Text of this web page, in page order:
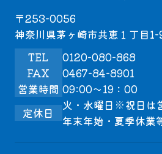
〒253-0056
神奈川県茅ヶ崎市共恵１丁目1-
TEL
0120-080-868
FAX
0467-84-8901
営業時間 09:00～19：00
定休日
火・水曜日※祝日は
年末年始・夏季休業